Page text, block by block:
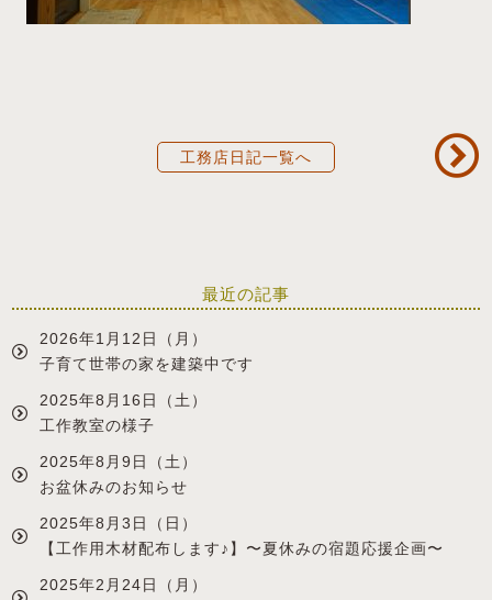
工務店日記一覧へ
最近の記事
2026年1月12日（月）
子育て世帯の家を建築中です
2025年8月16日（土）
工作教室の様子
2025年8月9日（土）
お盆休みのお知らせ
2025年8月3日（日）
【工作用木材配布します♪】〜夏休みの宿題応援企画〜
2025年2月24日（月）